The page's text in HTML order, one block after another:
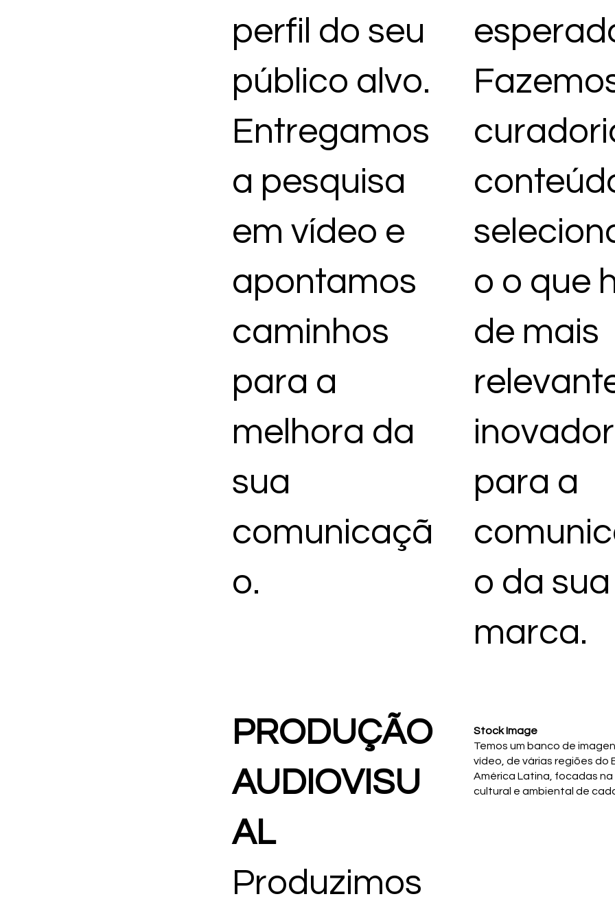
DESAF
IADOR
ES.
perfil do seu
público alvo.
Entregamos
a pesquisa
em vídeo e
apontamos
caminhos
para a
melhora da
sua
comunicaçã
o.
PRODUÇÃO
AUDIOVISU
AL
Produzimos
o o que
de mais
inovador
para a
o da sua
marca.
Stock Image
Temos um banco de
vídeo, de várias regiões do
América Latina, focadas
cultural e ambiental de cada